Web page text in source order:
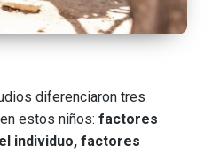
diferenciaron tres
estos niños:factores
individuo, factores